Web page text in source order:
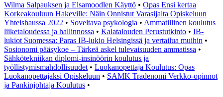
Wilma Salpauksen ja Elsamoodlen Käyttö • Opas Ensi kertaa
Korkeakouluun Hakeville: Näin Onnistut Varasijalta Opiskeluun
Yhteishaussa 2022 • Soveltava psykologia • Ammatillinen koulutus
liiketaloudessa ja hallinnossa • Kalatalouden Perustutkinto • IB-
lukiot Suomessa: Paras IB-lukio Helsingissä ja vertailua muihin •
Sosionomi pääsykoe – Tärkeä askel tulevaisuuden ammatissa •
Sähkötekniikan diplomi-insinöörin koulutus ja
työllistymismahdollisuudet • Luokanopettaja Koulutus: Opas
Luokanopettajaksi Opiskeluun • SAMK Tradenomi Verkko-opinnot
ja Pankinjohtaja Koulutus •